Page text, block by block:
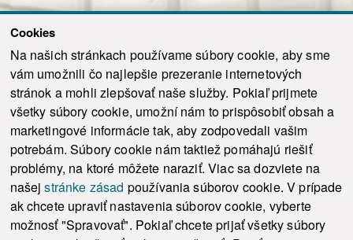
Cookies
Na našich stránkach používame súbory cookie, aby sme
vám umožnili čo najlepšie prezeranie internetových
stránok a mohli zlepšovať naše služby. Pokiaľ prijmete
všetky súbory cookie, umožní nám to prispôsobiť obsah a
marketingové informácie tak, aby zodpovedali vašim
potrebám. Súbory cookie nám taktiež pomáhajú riešiť
problémy, na ktoré môžete naraziť. Viac sa dozviete na
našejstránke zásad používania súborov cookie. V prípade
ak chcete upraviť nastavenia súborov cookie, vyberte
možnosť "Spravovať". Pokiaľ chcete prijať všetky súbory
Odoslať
© 2021-2026 ku.sk. Všetky práva vyhradené. | Ochrana osobných údajov
Vyhlásenie o prístupnosti |
Admin
This site is protected by reCAPTCHA and the Google Privacy Policy and Terms of